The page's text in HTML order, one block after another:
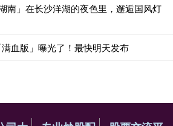
南」在长沙洋湖的夜色里，邂逅国风灯
血版」曝光了！最快明天发布